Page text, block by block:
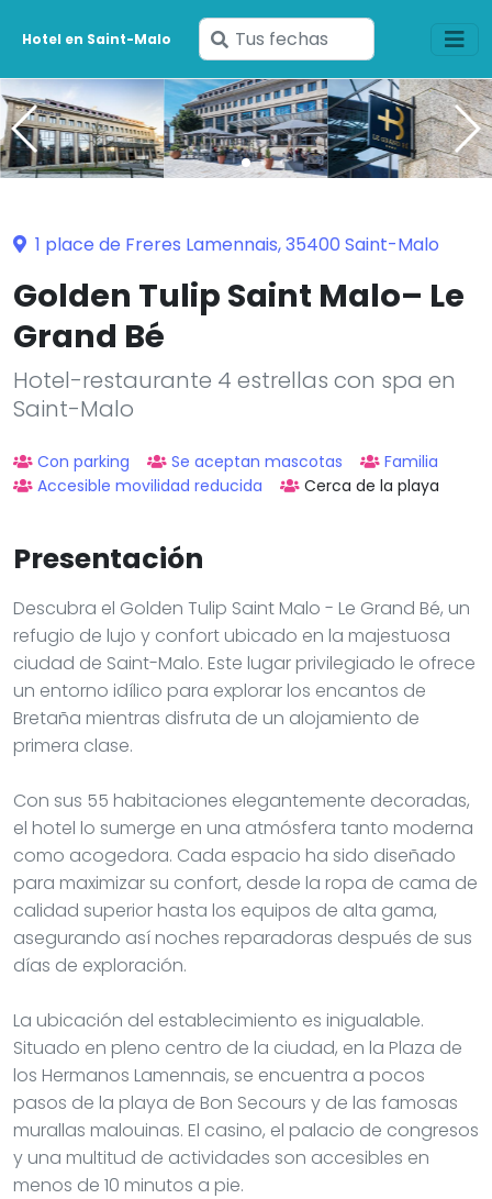
Hotel en Saint-Malo
Ingresa
tus
fechas
1 place de Freres Lamennais, 35400 Saint-Malo
Golden Tulip Saint Malo– Le
Grand Bé
Hotel-restaurante 4 estrellas con spa en
Saint-Malo
Con parking Se aceptan mascotas
Familia
Accesible movilidad reducida
Cerca de la playa
Presentación
Descubra el Golden Tulip Saint Malo - Le Grand Bé, un
refugio de lujo y confort ubicado en la majestuosa
ciudad de Saint-Malo. Este lugar privilegiado le ofrece
un entorno idílico para explorar los encantos de
Bretaña mientras disfruta de un alojamiento de
primera clase.
Con sus 55 habitaciones elegantemente decoradas,
el hotel lo sumerge en una atmósfera tanto moderna
como acogedora. Cada espacio ha sido diseñado
para maximizar su confort, desde la ropa de cama de
calidad superior hasta los equipos de alta gama,
asegurando así noches reparadoras después de sus
días de exploración.
La ubicación del establecimiento es inigualable.
Situado en pleno centro de la ciudad, en la Plaza de
los Hermanos Lamennais, se encuentra a pocos
pasos de la playa de Bon Secours y de las famosas
murallas malouinas. El casino, el palacio de congresos
y una multitud de actividades son accesibles en
menos de 10 minutos a pie.